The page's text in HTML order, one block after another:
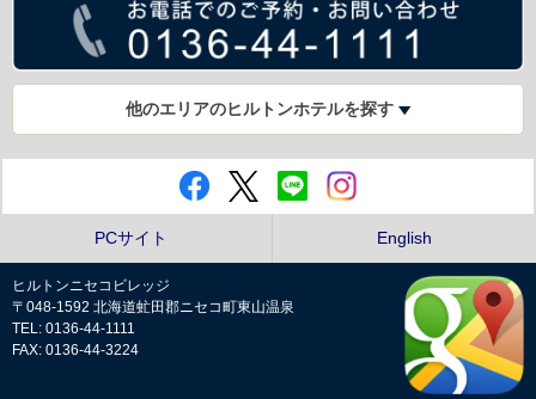
他のエリアのヒルトンホテルを探す
PCサイト English
ヒルトンニセコビレッジ
〒048-1592 北海道虻田郡ニセコ町東山温泉
TEL: 0136-44-1111
FAX: 0136-44-3224